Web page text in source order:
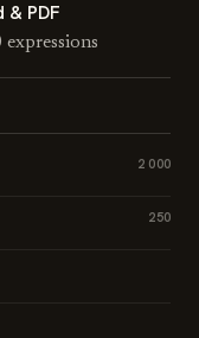
& PDF
2 000
250